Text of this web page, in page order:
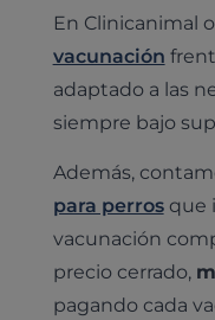
En Clinicanimal
vacunación
adaptado a las
siempre bajo
Además,
para perrosque
vacunación
precio cerrado,
pagando cada